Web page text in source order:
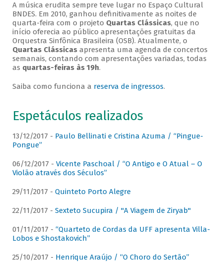
A música erudita sempre teve lugar no Espaço Cultural
BNDES. Em 2010, ganhou definitivamente as noites de
quarta-feira com o projeto Quartas Clássicas, que no
início oferecia ao público apresentações gratuitas da
Orquestra Sinfônica Brasileira (OSB). Atualmente, o
Quartas Clássicasapresenta uma agenda de concertos
semanais, contando com apresentações variadas, todas
as quartas-feiras às 19h.
Saiba como funciona a reserva de ingressos.
Espetáculos realizados
13/12/2017 - Paulo Bellinati e Cristina Azuma / “Pingue-
Pongue”
06/12/2017 - Vicente Paschoal / “O Antigo e O Atual – O
Violão através dos Séculos”
29/11/2017 - Quinteto Porto Alegre
22/11/2017 - Sexteto Sucupira / "A Viagem de Ziryab"
01/11/2017 - “Quarteto de Cordas da UFF apresenta Villa-
Lobos e Shostakovich”
25/10/2017 - Henrique Araújo / “O Choro do Sertão”